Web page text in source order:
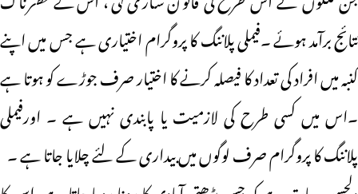
نتائج برآمد ہوئے ۔فیملی پلاننگ کا پروگرام اختیاری ہے جس میں اپنے
کنبہ میں افراد کی تعداد کا فیصلہ کرنے کا اختیار صرف جوڑے کو ہوتا ہے
۔اس میں کسی طرح کی لازمیت یا پابندی نہیں ہے ۔ اورفیملی
پلاننگ کا پروگرام صرف لوگوں میں بیداری کے لئے چلایا جاتا ہے ۔